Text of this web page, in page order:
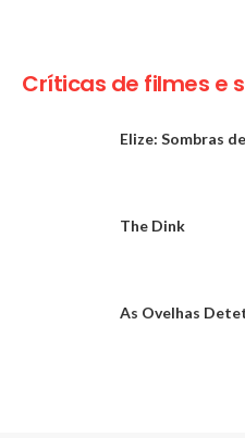
Críticas de filmes e
Elize: Sombras
The Dink
As Ovelhas